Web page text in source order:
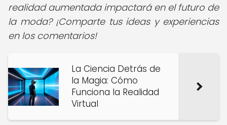
realidad aumentada impactará en el futuro de
la moda? ¡Comparte tus ideas y experiencias
en los comentarios!
La Ciencia Detrás de
la Magia: Cómo
Funciona la Realidad
Virtual